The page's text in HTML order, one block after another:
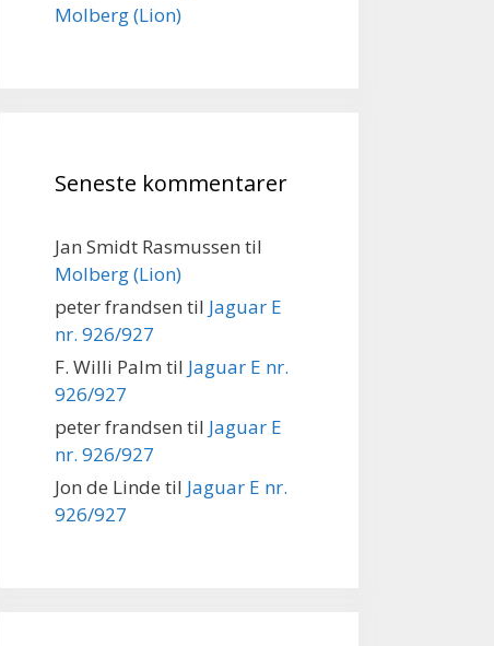
Molberg (Lion)
Seneste kommentarer
Jan Smidt Rasmussen til
Molberg (Lion)
peter frandsen til Jaguar E
nr. 926/927
F. Willi Palm til Jaguar E nr.
926/927
peter frandsen til Jaguar E
nr. 926/927
Jon de Linde til Jaguar E nr.
926/927